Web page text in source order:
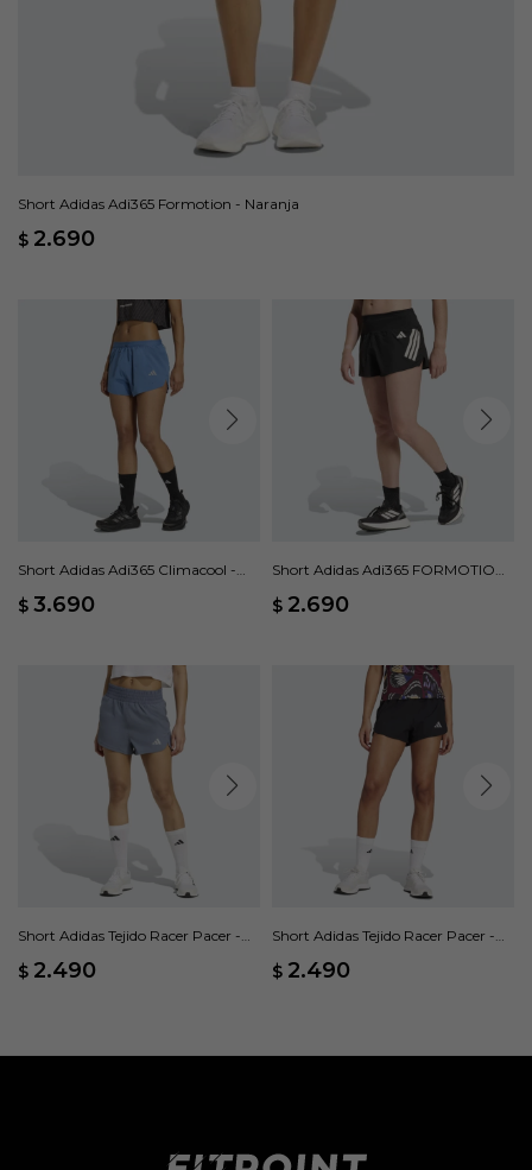
Short Adidas Adi365 Formotion - Naranja
$ 2.690
Short Adidas Adi365 Climacool -
$ 3.690
Short Adidas Adi365 FORMOTION
$ 2.690
Short Adidas Tejido Racer Pacer -
$ 2.490
Short Adidas Tejido Racer Pacer -
$ 2.490